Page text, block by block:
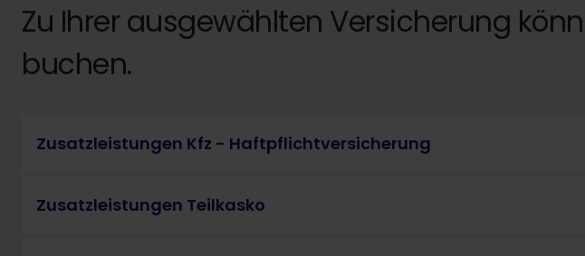
Zu Ihrer ausgewählten Versicherung
buchen.
Zusatzleistungen Kfz - Haftpflichtversicherung
Zusatzleistungen Teilkasko